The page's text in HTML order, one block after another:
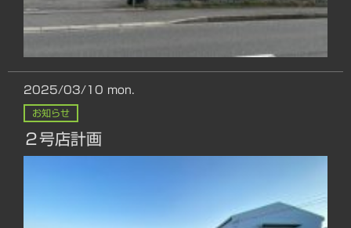
2025/03/10 mon.
お知らせ
２号店計画